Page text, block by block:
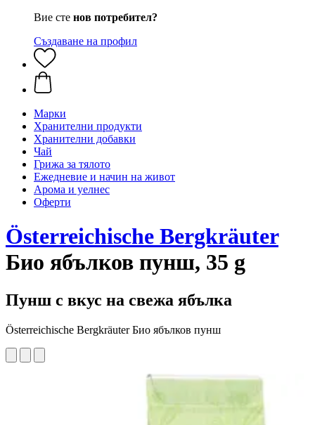
Вие сте нов потребител?
Създаване на профил
Марки
Хранителни продукти
Хранителни добавки
Чай
Грижа за тялото
Ежедневие и начин на живот
Арома и уелнес
Оферти
Österreichische Bergkräuter
Био ябълков пунш, 35 g
Пунш с вкус на свежа ябълка
Österreichische Bergkräuter Био ябълков пунш